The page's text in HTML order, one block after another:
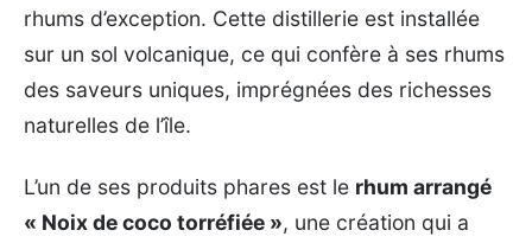
rhums d’exception. Cette distillerie est installée
sur un sol volcanique, ce qui confère à ses rhums
des saveurs uniques, imprégnées des richesses
naturelles de l’île.
L’un de ses produits phares est le rhum arrangé
« Noix de coco torréfiée », une création qui a